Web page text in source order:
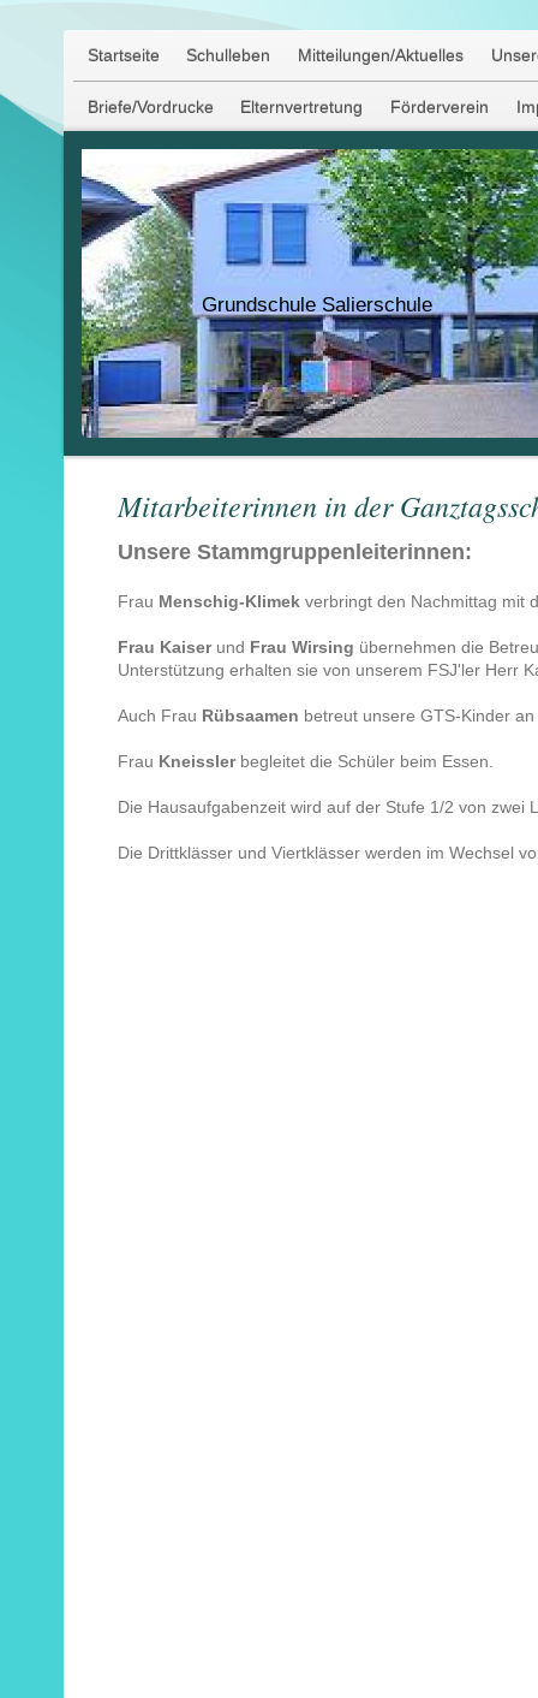
Startseite Schulleben Mitteilungen/Aktuelles
Briefe/Vordrucke Elternvertretung Förderverein
Grundschule Salierschule
Mitarbeiterinnen in der
Unsere Stammgruppenleiterinnen:
Frau Menschig-Klimekverbringt den Nachmittag mit
Frau Kaiserund Frau Wirsing übernehmen die
Unterstützung erhalten sie von unserem FSJ'ler Herr
Auch Frau Rübsaamen betreut unsere GTS-Kinder an
Frau Kneisslerbegleitet die Schüler beim Essen.
Die Hausaufgabenzeit wird auf der Stufe 1/2 von zwei
Die Drittklässer und Viertklässer werden im Wechsel